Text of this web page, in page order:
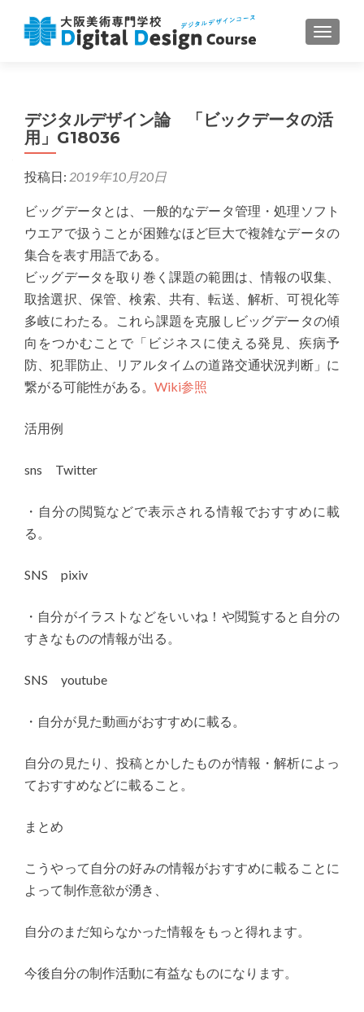
ナビゲ
デジタルデザイン論 「ビックデータの活
用」G18036
投稿日: 2019年10月20日
ビッグデータとは、一般的なデータ管理・処理ソフト
ウエアで扱うことが困難なほど巨大で複雑なデータの
集合を表す用語である。
ビッグデータを取り巻く課題の範囲は、情報の収集、
取捨選択、保管、検索、共有、転送、解析、可視化等
多岐にわたる。これら課題を克服しビッグデータの傾
向をつかむことで「ビジネスに使える発見、疾病予
防、犯罪防止、リアルタイムの道路交通状況判断」に
繋がる可能性がある。 Wiki参照
活用例
sns Twitter
・自分の閲覧などで表示される情報でおすすめに載
る。
SNS pixiv
・自分がイラストなどをいいね！や閲覧すると自分の
すきなものの情報が出る。
SNS youtube
・自分が見た動画がおすすめに載る。
自分の見たり、投稿とかしたものが情報・解析によっ
ておすすめなどに載ること。
まとめ
こうやって自分の好みの情報がおすすめに載ることに
よって制作意欲が湧き、
自分のまだ知らなかった情報をもっと得れます。
今後自分の制作活動に有益なものになります。